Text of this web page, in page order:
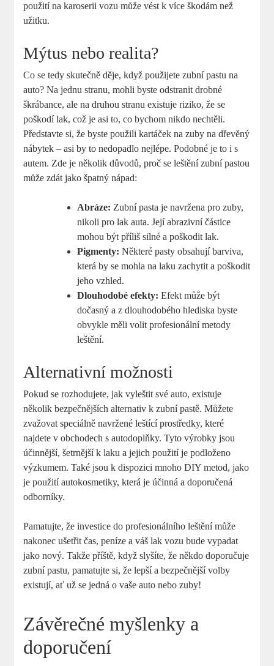
použití na karoserii vozu může vést k více škodám než
užitku.
Mýtus nebo realita?
Co se tedy skutečně děje, když použijete zubní pastu na
auto? Na jednu stranu, mohli byste odstranit drobné
škrábance, ale na druhou stranu existuje riziko, že se
poškodí lak, což je asi to, co bychom nikdo nechtěli.
Představte si, že byste použili kartáček na zuby na dřevěný
nábytek – asi by to nedopadlo nejlépe. Podobné je to i s
autem. Zde je několik důvodů, proč se leštění zubní pastou
může zdát jako špatný nápad:
Abráze: Zubní pasta je navržena pro zuby,
nikoli pro lak auta. Její abrazivní částice
mohou být příliš silné a poškodit lak.
Pigmenty: Některé pasty obsahují barviva,
která by se mohla na laku zachytit a poškodit
jeho vzhled.
Dlouhodobé efekty: Efekt může být
dočasný a z dlouhodobého hlediska byste
obvykle měli volit profesionální metody
leštění.
Alternativní možnosti
Pokud se rozhodujete, jak vyleštit své auto, existuje
několik bezpečnějších alternativ k zubní pastě. Můžete
zvažovat speciálně navržené leštící prostředky, které
najdete v obchodech s autodoplňky. Tyto výrobky jsou
účinnější, šetrnější k laku a jejich použití je podloženo
výzkumem. Také jsou k dispozici mnoho DIY metod, jako
je použití autokosmetiky, která je účinná a doporučená
odborníky.
Pamatujte, že investice do profesionálního leštění může
nakonec ušetřit čas, peníze a váš lak vozu bude vypadat
jako nový. Takže příště, když slyšíte, že někdo doporučuje
zubní pastu, pamatujte si, že lepší a bezpečnější volby
existují, ať už se jedná o vaše auto nebo zuby!
Závěrečné myšlenky a
doporučení